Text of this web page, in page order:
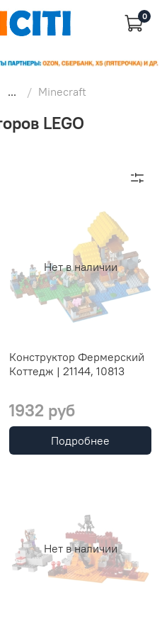
0
... Minecraft
LEGO
Нет в наличии
Конструктор Фермерский
Коттедж | 21144, 10813
1932 руб
Подробнее
Нет в наличии